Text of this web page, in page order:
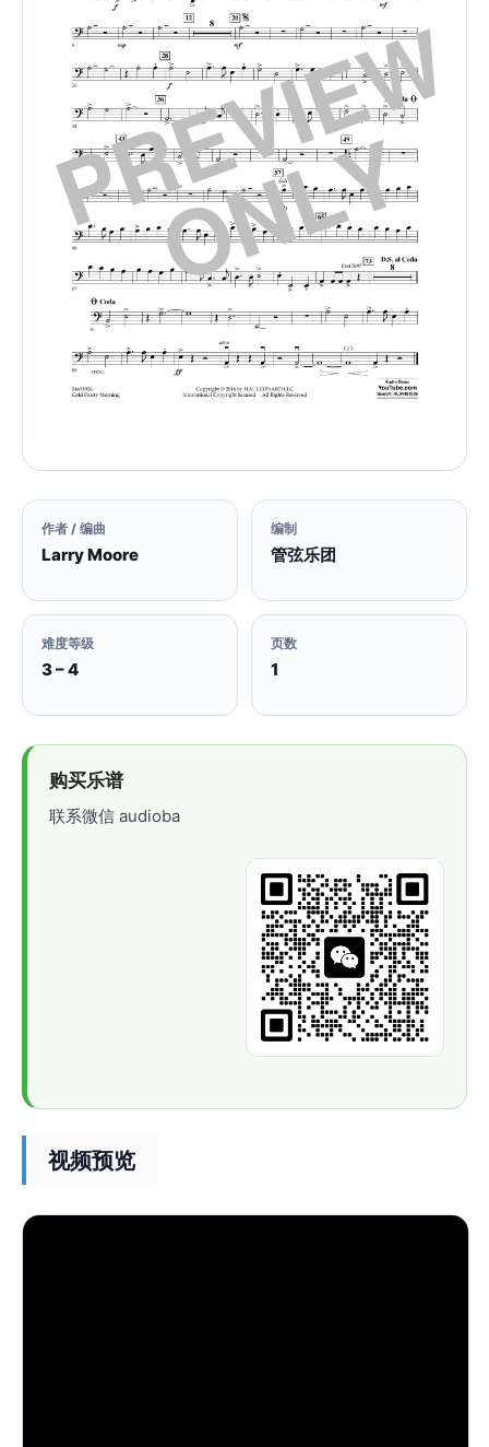
作者 / 编曲
Larry Moore
编制
管弦乐团
难度等级
3 – 4
页数
1
购买乐谱
联系微信 audioba
视频预览